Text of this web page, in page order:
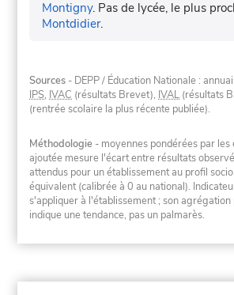
Montigny. Pas de lycée, le plus
Montdidier.
Sources - DEPP / Éducation Nationale :
IPS, IVAC (résultats Brevet), IVAL (résultats
(rentrée scolaire la plus récente publiée).
Méthodologie - moyennes pondérées par
ajoutée mesure l'écart entre résultats
attendus pour un établissement au profil
équivalent (calibrée à 0 au national).
s'appliquer à l'établissement ; son agrégation
indique une tendance, pas un palmarès.